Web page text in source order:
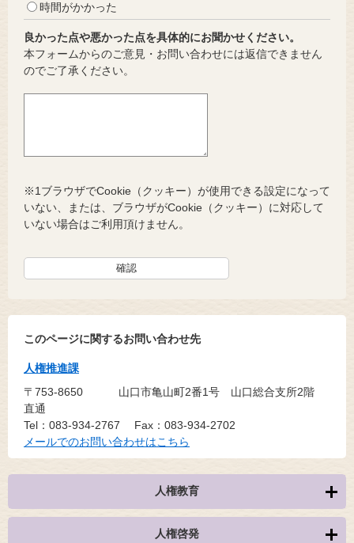
時間がかかった
良かった点や悪かった点を具体的にお聞かせください。
本フォームからのご意見・お問い合わせには返信できません
のでご了承ください。
※1ブラウザでCookie（クッキー）が使用できる設定になって
いない、または、ブラウザがCookie（クッキー）に対応して
いない場合はご利用頂けません。
このページに関するお問い合わせ先
人権推進課
〒753-8650
山口市亀山町2番1号 山口総合支所2階
直通
Tel：083-934-2767
Fax：083-934-2702
メールでのお問い合わせはこちら
人権教育
人権啓発